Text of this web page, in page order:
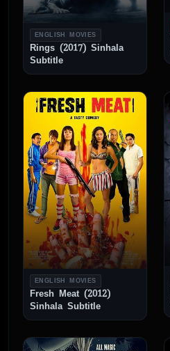
ENGLISH MOVIES
Rings (2017) Sinhala
Subtitle
ENGLISH MOVIES
Fresh Meat (2012)
Sinhala Subtitle